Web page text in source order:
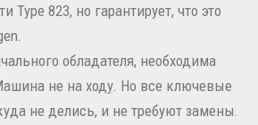
Type 823, но гарантирует, что это
обладателя, необходима
не на ходу. Но все ключевые
не делись, и не требуют замены.